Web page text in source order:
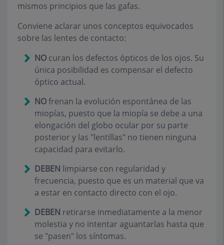
mismos principios que las gafas.
Conviene aclarar unos conceptos equivocados
sobre las lentes de contacto:
NO curan los defectos ópticos de los ojos. Su
única posibilidad es compensar el defecto
óptico actual.
NOfrenan la evolución espontánea de las
miopías, puesto que la miopía se debe a una
elongación del globo ocular por su parte
posterior y las "lentillas" no tienen ninguna
capacidad para evitarlo.
DEBEN limpiarse con regularidad y
frecuencia, puesto que es un material que va
a estar en contacto directo con el ojo.
DEBEN retirarse inmediatamente a la menor
molestia y no intentar aguantarlas hasta que
se "pasen" los síntomas.